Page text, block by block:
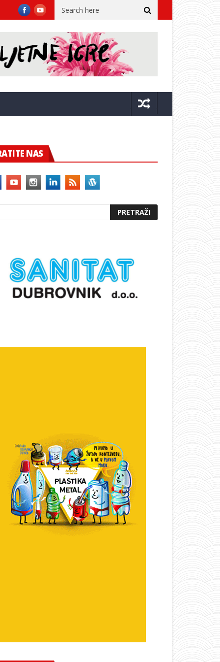
sastav Philharmonix – The Vienna Berlin Music Club na
NAS